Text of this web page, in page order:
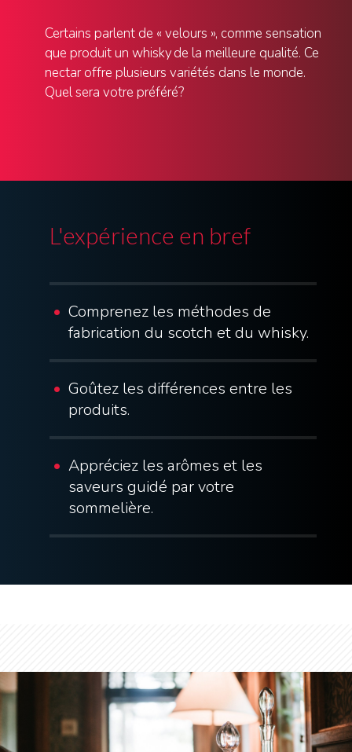
Certains parlent de « velours », comme sensation
que produit un whisky de la meilleure qualité. Ce
nectar offre plusieurs variétés dans le monde.
Quel sera votre préféré?
L'expérience en bref
Comprenez les méthodes de
fabrication du scotch et du whisky.
Goûtez les différences entre les
produits.
Appréciez les arômes et les
saveurs guidé par votre
sommelière.